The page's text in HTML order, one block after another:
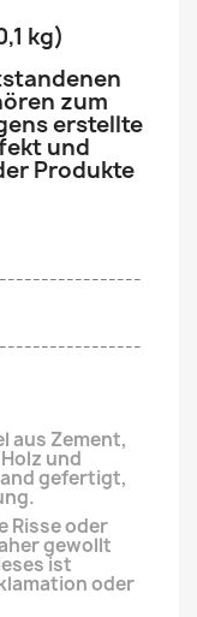
kg)
zum
erstellte
und
Produkte
aus Zement,
und
gefertigt,
Risse oder
gewollt
ist
oder